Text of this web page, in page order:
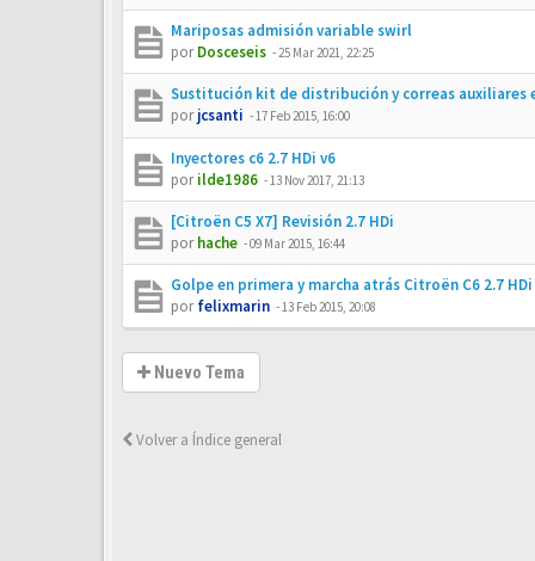
Mariposas admisión variable swirl
porDosceseis -25 Mar 2021, 22:25
Sustitución kit de distribución y correas auxiliares
porjcsanti -17 Feb 2015, 16:00
Inyectores c6 2.7 HDi v6
porilde1986 -13 Nov 2017, 21:13
[Citroën C5 X7] Revisión 2.7 HDi
porhache -09 Mar 2015, 16:44
Golpe en primera y marcha atrás Citroën C6 2.7 HDi
porfelixmarin -13 Feb 2015, 20:08
Nuevo Tema
Volver a Índice general